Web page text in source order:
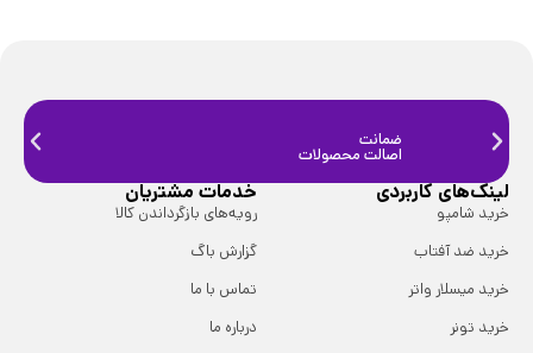
ضمانت
اصالت محصولات
لینک‌های کاربردی
خرید شامپو
خرید ضد آفتاب
خرید میسلار واتر
خرید تونر
خدمات مشتریان
رویه‌های بازگرداندن کالا
گزارش باگ
تماس با ما
درباره ما